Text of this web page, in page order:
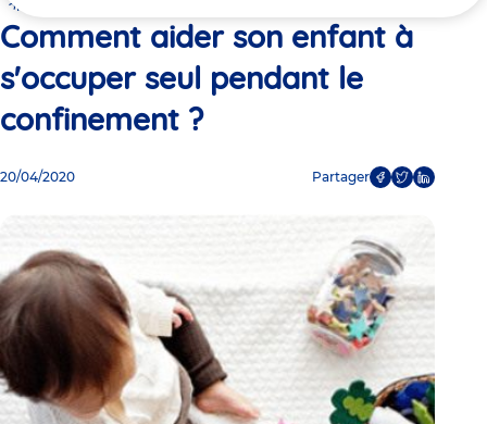
ici
confinement ?
Comment aider son enfant à
s'occuper seul pendant le
confinement ?
20/04/2020 Partager